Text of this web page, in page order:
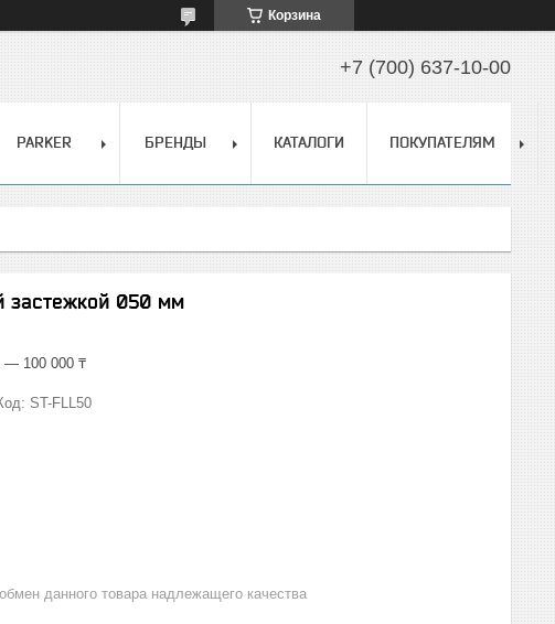
Корзина
+7 (700) 637-10-00
PARKER БРЕНДЫ КАТАЛОГИ ПОКУПАТЕЛЯМ
застежкой 050 мм
— 100 000 ₸
ST-FLL50
данного товара надлежащего качества